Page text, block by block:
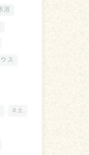
浴
ス
#土